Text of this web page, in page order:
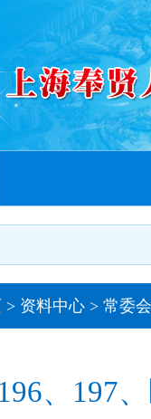
> 资料中心> 常委
、197